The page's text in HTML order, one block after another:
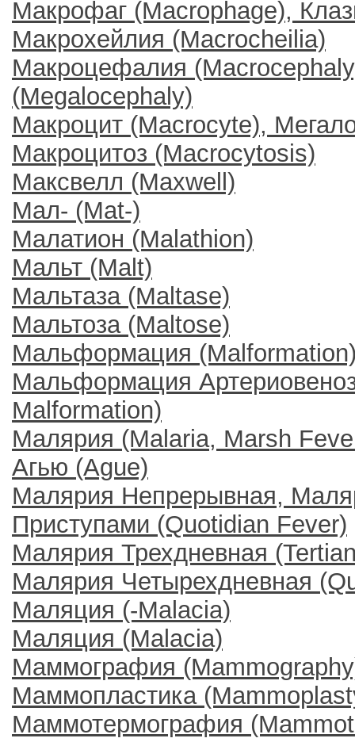
Макрофаг (Macrophage),
Макрохейлия (Macrocheilia)
Макроцефалия
(Megalocephaly)
Макроцит (Macrocyte),
Макроцитоз (Macrocytosis)
Максвелл (Maxwell)
Мал- (Mat-)
Малатион (Malathion)
Мальт (Malt)
Мальтаза (Maltase)
Мальтоза (Maltose)
Мальформация
Мальформация
Malformation)
Малярия (Malaria, Marsh
Агью (Ague)
Малярия Непрерывная,
Приступами (Quotidian Fever)
Малярия Трехдневная
Малярия Четырехдневная
Маляция (-Malacia)
Маляция (Malacia)
Маммография
Маммопластика
Маммотермография